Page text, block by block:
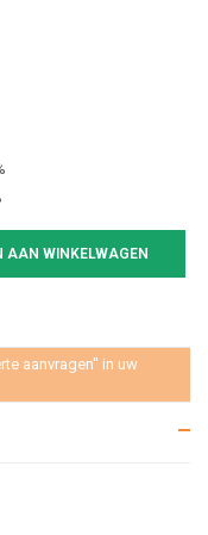
AAN WINKELWAGEN
aanvragen" in uw